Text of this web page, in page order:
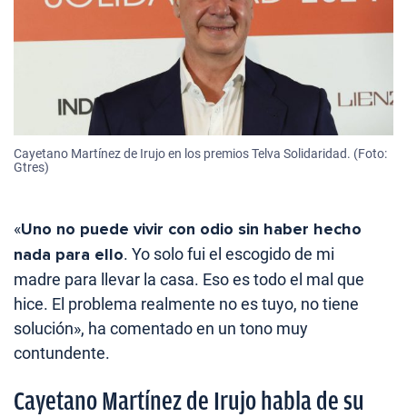
Cayetano Martínez de Irujo en los premios Telva Solidaridad. (Foto:
Gtres)
«Uno no puede vivir con odio sin haber hecho
nada para ello. Yo solo fui el escogido de mi
madre para llevar la casa. Eso es todo el mal que
hice. El problema realmente no es tuyo, no tiene
solución», ha comentado en un tono muy
contundente.
Cayetano Martínez de Irujo habla de su